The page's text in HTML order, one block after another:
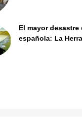
El mayor desastre
española: La